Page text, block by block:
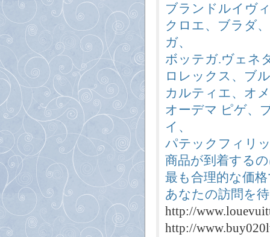
ブランドルイヴ
クロエ、ブラダ
ガ、
ボッテガ.ヴェネ
ロレックス、ブ
カルティエ、オ
オーデマ ピゲ、
イ、
パテックフィリ
商品が到着する
最も合理的な価
あなたの訪問
http://
http://